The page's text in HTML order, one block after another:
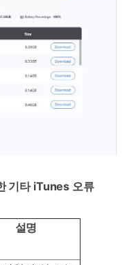
기타 iTunes 오류
설명